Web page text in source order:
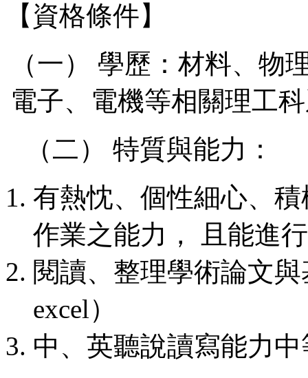
【資格條件】
（一） 學歷：材料、物
電子、電機等相關理工
（二） 特質與能力：
有熱忱、個性細心、
作業之能力， 且能進
閱讀、整理學術論文
excel）
中、英聽說讀寫能力中